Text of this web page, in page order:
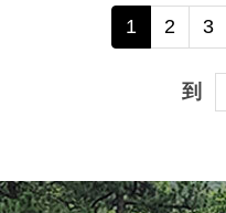
1 2 3
到